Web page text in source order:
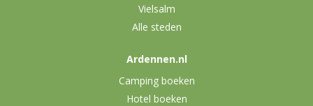
Vielsalm
Alle steden
Ardennen.nl
Camping boeken
Hotel boeken